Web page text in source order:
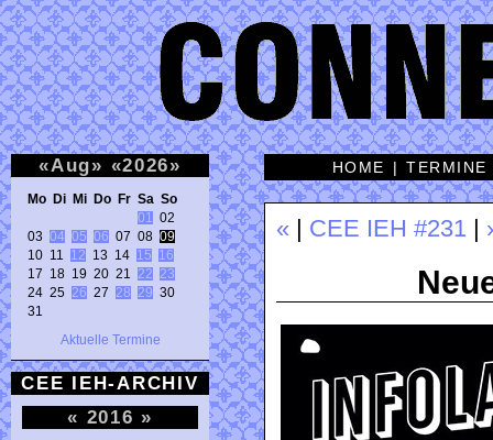
«Aug» «2026»
Mo Di Mi Do Fr Sa So
01
02
03 04 05 06 07 08 09
10 11 12 13 14 15
16
17 18 19 20 21 22
23
24 25 26 27 28 29 30
31
Aktuelle Termine
CEE IEH-ARCHIV
« 2016 »
HOME |TERMINE
« CEE IEH #231